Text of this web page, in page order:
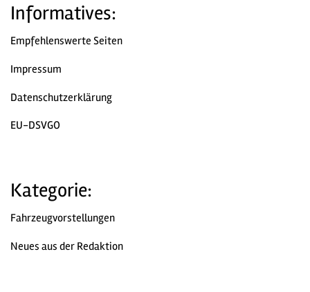
Informatives:
Empfehlenswerte Seiten
Impressum
Datenschutzerklärung
EU-DSVGO
Kategorie:
Fahrzeugvorstellungen
Neues aus der Redaktion